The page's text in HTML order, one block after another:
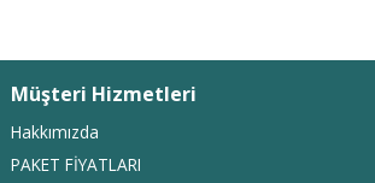
Müşteri Hizmetleri
Hakkımızda
PAKET FİYATLARI